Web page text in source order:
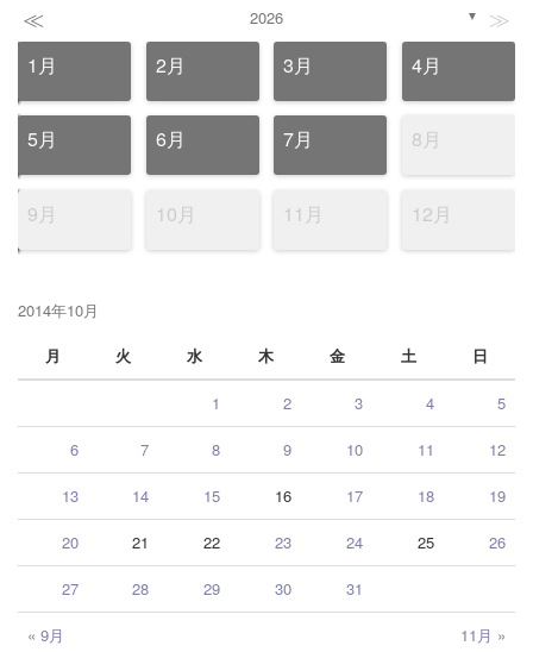
≪ 2026 ▼ ≫
1月 2月 3月 4月
5月 6月 7月 8月
9月 10月 11月 12月
2014年10月
月
火 水 木 金 土 日
« 9月 11月 »
1 2 3 4 5
6 7 8 9 10 11 12
13 14 15 16 17 18 19
20 21 22 23 24 25 26
27 28 29 30 31